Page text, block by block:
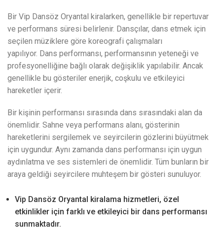
Bir Vip Dansöz Oryantal kiralarken, genellikle bir repertuvar
ve performans süresi belirlenir. Dansçılar, dans etmek için
seçilen müziklere göre koreografi çalışmaları
yapılıyor. Dans performansı, performansının yeteneği ve
profesyonelliğine bağlı olarak değişiklik yapılabilir. Ancak
genellikle bu gösteriler enerjik, coşkulu ve etkileyici
hareketler içerir.
Bir kişinin performansı sırasında dans sırasındaki alan da
önemlidir. Sahne veya performans alanı, gösterinin
hareketlerini sergilemek ve seyircilerin gözlerini büyütmek
için uygundur. Aynı zamanda dans performansı için uygun
aydınlatma ve ses sistemleri de önemlidir. Tüm bunların bir
araya geldiği seyircilere muhteşem bir gösteri sunuluyor.
Vip Dansöz Oryantal kiralama hizmetleri, özel
etkinlikler için farklı ve etkileyici bir dans performansı
sunmaktadır.